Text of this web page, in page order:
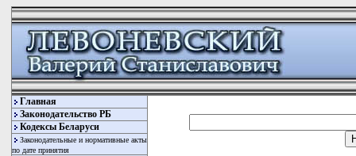
Главная
Законодательство РБ
Кодексы Беларуси
Законодательные и нормативные акты
по дате принятия